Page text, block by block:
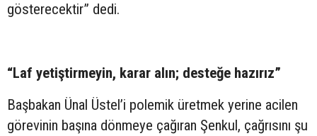
gösterecektir” dedi.
“Laf yetiştirmeyin, karar alın; desteğe hazırız”
Başbakan Ünal Üstel’i polemik üretmek yerine acilen
görevinin başına dönmeye çağıran Şenkul, çağrısını şu